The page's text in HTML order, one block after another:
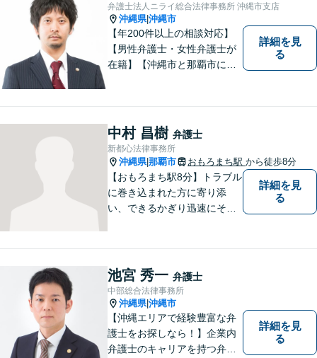
弁護士法人ニライ総合法律事務所 沖縄市支店
沖縄県|沖縄市
【年200件以上の相談対応】
【男性弁護士・女性弁護士が
在籍】【沖縄市と那覇市に事
業法務など幅広く対応しま
す。「沖縄ならではの習慣」
を熟知した弁護士が多数在
籍。
詳細を見
る
中村 昌樹 弁護士
新都心法律事務所
沖縄県|那覇市 おもろまち駅 から徒歩8分
【おもろまち駅8分】トラブル
に巻き込まれた方に寄り添
い、できるかぎり迅速にそし
婚、借金、相続、交通事故
等、生活上のトラブルがござ
いましたら、お気軽にご相談
下さい。
詳細を見
る
池宮 秀一 弁護士
中部総合法律事務所
沖縄県|沖縄市
【沖縄エリアで経験豊富な弁
護士をお探しなら！】企業内
弁護士のキャリアを持つ弁護
詳細を見
る